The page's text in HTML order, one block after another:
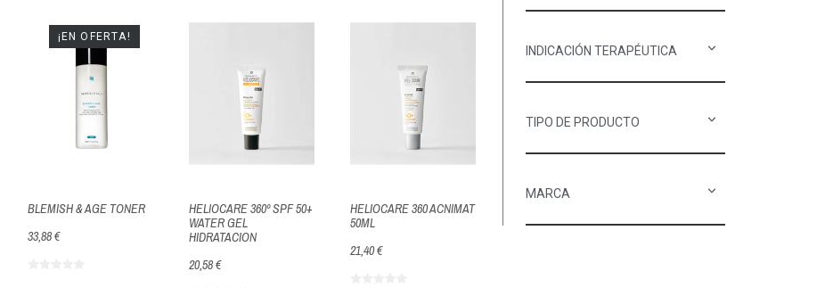
BLEMISH & AGE TONER
33,88 €
¡EN OFERTA!
HELIOCARE 360º SPF 50+
WATER GEL
HIDRATACION
20,58 €
HELIOCARE 360 ACNIMAT
50ML
21,40 €
INDICACIÓN TERAPÉUTICA
TIPO DE PRODUCTO
MARCA